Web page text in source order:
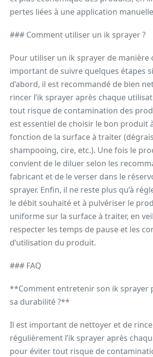
pertes liées à une application
### Comment utiliser un ik sprayer ?
Pour utiliser un ik sprayer de manière
important de suivre quelques étapes
d’abord, il est recommandé de bien
rincer l’ik sprayer après chaque
tout risque de contamination des
est essentiel de choisir le bon produit
fonction de la surface à traiter
shampooing, cire, etc.). Une fois le
convient de le diluer selon les
fabricant et de le verser dans le
sprayer. Enfin, il ne reste plus qu’à
le débit souhaité et à pulvériser le
uniforme sur la surface à traiter, en
respecter les temps de pause et les
d’utilisation du produit.
### FAQ
**Comment entretenir son ik sprayer
sa durabilité ?**
Il est important de nettoyer et de
régulièrement l’ik sprayer après
pour éviter tout risque de